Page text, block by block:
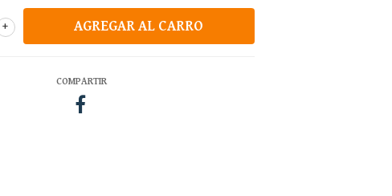
+
COMPARTIR